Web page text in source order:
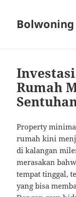
Rumah
Property
rumah kini
di kalangan
merasakan
tempat tinggal,
yang bisa